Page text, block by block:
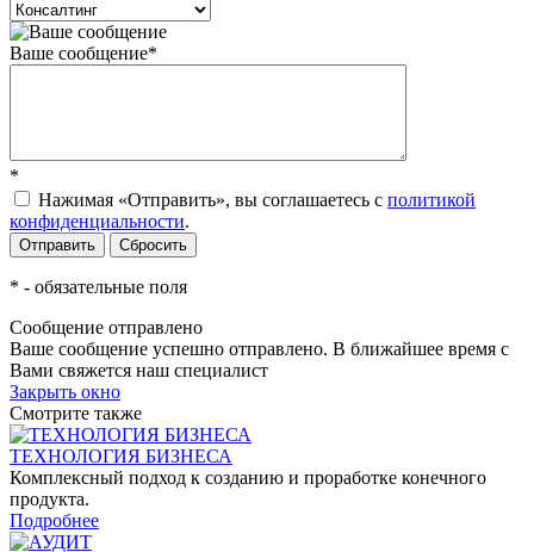
Ваше сообщение*
*
Нажимая «Отправить», вы соглашаетесь c политикой
конфиденциальности.
* - обязательные поля
Сообщение отправлено
Ваше сообщение успешно отправлено. В ближайшее время с
Вами свяжется наш специалист
Закрыть окно
Смотрите также
ТЕХНОЛОГИЯ БИЗНЕСА
Комплексный подход к созданию и проработке конечного
продукта.
Подробнее